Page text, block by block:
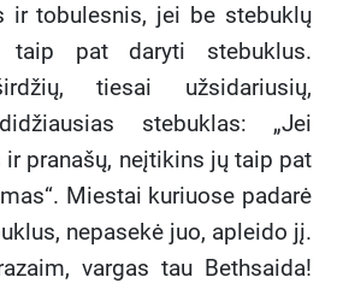
ir tobulesnis, jei be stebuklų
pat daryti stebuklus.
tiesai užsidariusių,
stebuklas: „Jei
pranašų, neįtikins jų taip pat
Miestai kuriuose padarė
nepasekė juo, apleido jį.
vargas tau Bethsaida!